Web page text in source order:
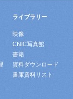
ライブラリー
映像
CNIC写真館
書籍
資料ダウンロード
書庫資料リスト